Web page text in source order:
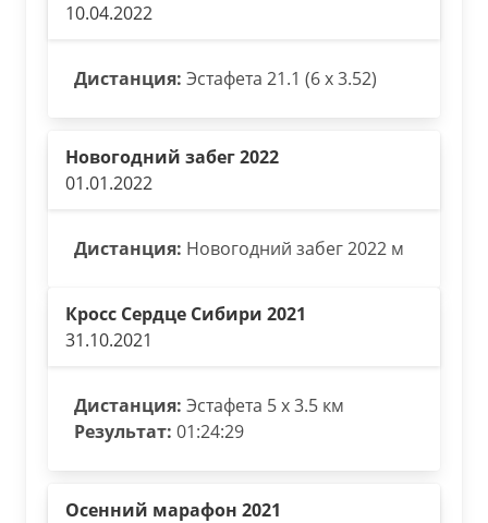
10.04.2022
Дистанция: Эстафета 21.1 (6 х 3.52)
Новогодний забег 2022
01.01.2022
Дистанция: Новогодний забег 2022 м
Кросс Сердце Сибири 2021
31.10.2021
Дистанция: Эстафета 5 х 3.5 км
Результат: 01:24:29
Осенний марафон 2021